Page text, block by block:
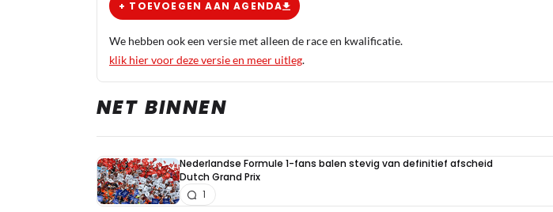
+ TOEVOEGEN AAN AGENDA
We hebben ook een versie met alleen de race en kwalificatie.
klik hier voor deze versie en meer uitleg.
NET BINNEN
Nederlandse Formule 1-fans balen stevig van definitief afscheid
Dutch Grand Prix
1